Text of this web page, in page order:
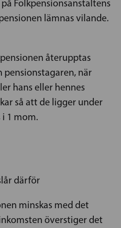
Folkpensionsanstaltens
lämnas vilande.
återupptas
när
hans eller hennes
så att de ligger under
i 1 mom.
därför
minskas med det
överstiger det